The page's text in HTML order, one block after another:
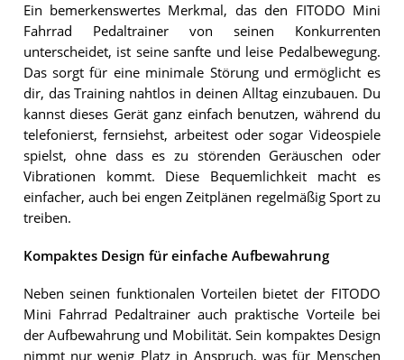
Ein bemerkenswertes Merkmal, das den FITODO Mini
Fahrrad Pedaltrainer von seinen Konkurrenten
unterscheidet, ist seine sanfte und leise Pedalbewegung.
Das sorgt für eine minimale Störung und ermöglicht es
dir, das Training nahtlos in deinen Alltag einzubauen. Du
kannst dieses Gerät ganz einfach benutzen, während du
telefonierst, fernsiehst, arbeitest oder sogar Videospiele
spielst, ohne dass es zu störenden Geräuschen oder
Vibrationen kommt. Diese Bequemlichkeit macht es
einfacher, auch bei engen Zeitplänen regelmäßig Sport zu
treiben.
Kompaktes Design für einfache Aufbewahrung
Neben seinen funktionalen Vorteilen bietet der FITODO
Mini Fahrrad Pedaltrainer auch praktische Vorteile bei
der Aufbewahrung und Mobilität. Sein kompaktes Design
nimmt nur wenig Platz in Anspruch, was für Menschen